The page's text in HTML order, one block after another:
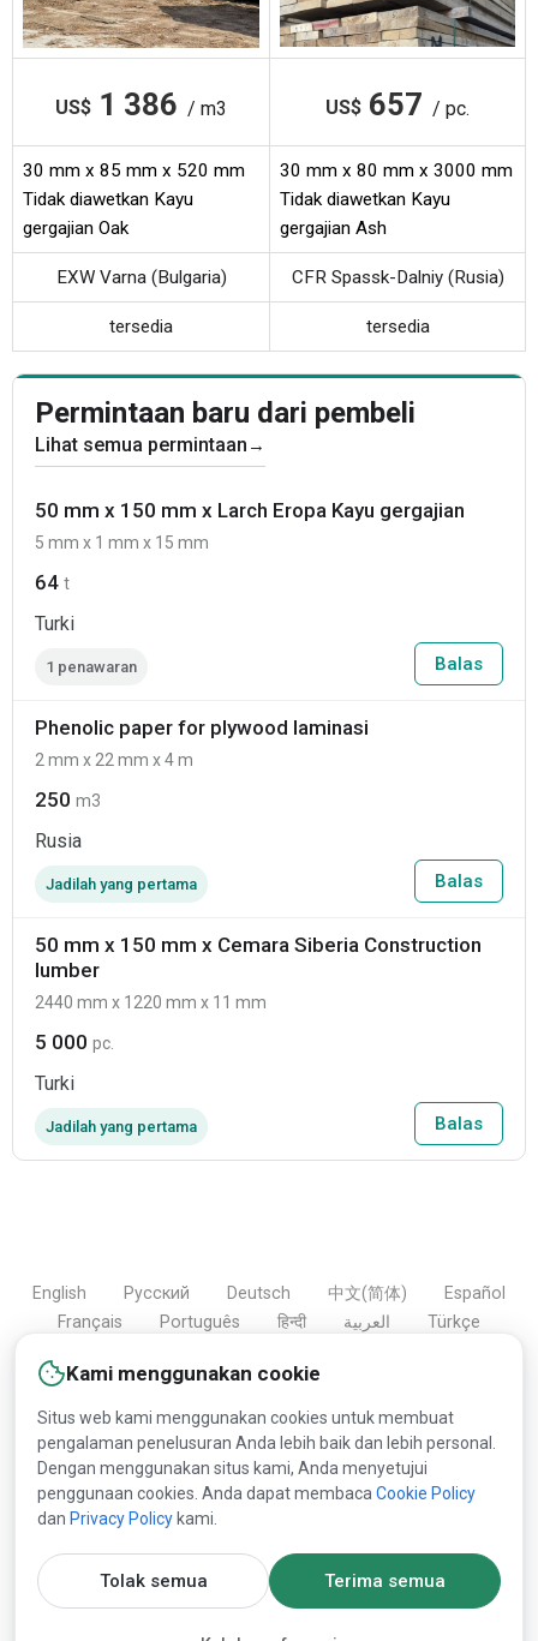
US$ 1 386 / m3 US$ 657 / pc.
30 mm x 85 mm x 520 mm
Tidak diawetkan Kayu
gergajian Oak
30 mm x 80 mm x 3000 mm
Tidak diawetkan Kayu
gergajian Ash
EXW Varna (Bulgaria) CFR Spassk-Dalniy (Rusia)
tersedia tersedia
Permintaan baru dari pembeli
Lihat semua permintaan →
50 mm x 150 mm x Larch Eropa Kayu gergajian
5 mm x 1 mm x 15 mm
64 t
Turki
1 penawaran Balas
Phenolic paper for plywood laminasi
2 mm x 22 mm x 4 m
250 m3
Rusia
Jadilah yang pertama Balas
50 mm x 150 mm x Cemara Siberia Construction
lumber
2440 mm x 1220 mm x 11 mm
5 000 pc.
Turki
Jadilah yang pertama Balas
Kami menggunakan cookie
Situs web kami menggunakan cookies untuk membuat
pengalaman penelusuran Anda lebih baik dan lebih personal.
Dengan menggunakan situs kami, Anda menyetujui
penggunaan cookies. Anda dapat membaca Cookie Policy
dan Privacy Policy kami.
Tolak semua Terima semua
English Русский Deutsch 中文(简体)
Español
Français
Português हिन्दी العربية
Türkçe
Copyright © 2000-2026 Lesprom Network. Semua hak
dilindungi.
Publikasi ulang konten Lesprom Network dilarang tanpa
persetujuan tertulis sebelumnya dari Lesprom Network.